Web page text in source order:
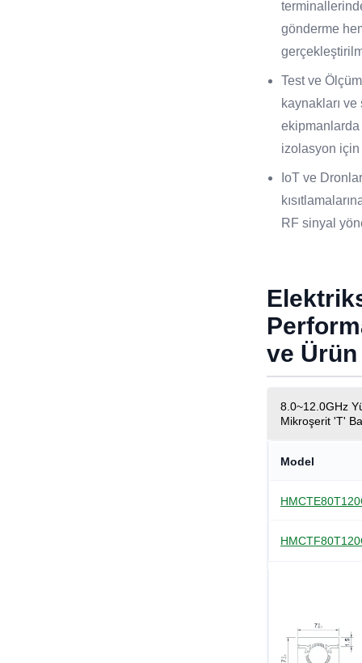
gönderme
Test ve
kaynakları
izolasyon için
IoT ve
RF sinyal
ve
8.0~12.0GHz
Mikroşerit 'T'
Model